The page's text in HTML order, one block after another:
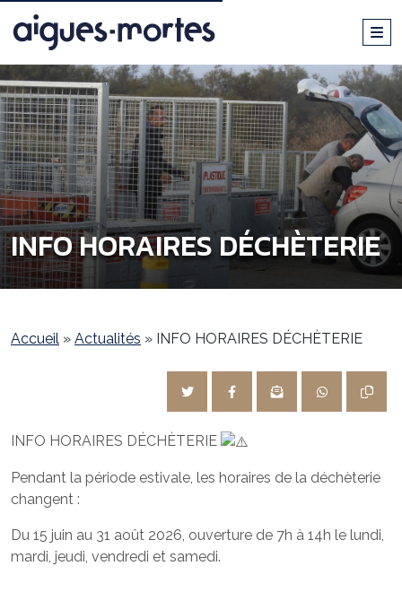
INFO HORAIRES DÉCHÈTERIE
Accueil » Actualités » INFO HORAIRES DÉCHÈTERIE
INFO HORAIRES DÉCHÈTERIE
Pendant la période estivale, les horaires de la déchèterie
changent :
Du 15 juin au 31 août 2026, ouverture de 7h à 14h le lundi,
mardi, jeudi, vendredi et samedi.